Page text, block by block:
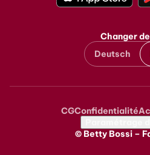
Changer
Deutsch
Metanavigation
CGConfidentialité
© Betty Bossi –